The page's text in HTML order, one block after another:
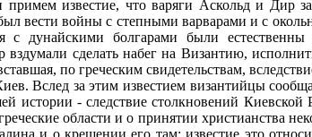
известие, что варяги Аскольд и Дир
вести войны с степными варварами и с
с дунайскими болгарами были
сделать набег на Византию,
по греческим свидетельствам,
Вслед за этим известием византийцы
истории - следствие столкновений
области и о принятии христианства
и о крещении его там; известие это